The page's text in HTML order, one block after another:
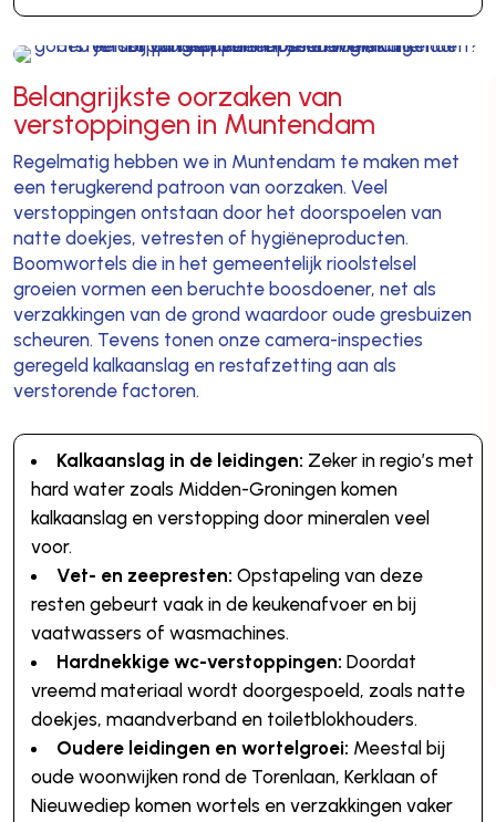
Belangrijkste oorzaken van
verstoppingen in Muntendam
Regelmatig hebben we in Muntendam te maken met
een terugkerend patroon van oorzaken. Veel
verstoppingen ontstaan door het doorspoelen van
natte doekjes, vetresten of hygiëneproducten.
Boomwortels die in het gemeentelijk rioolstelsel
groeien vormen een beruchte boosdoener, net als
verzakkingen van de grond waardoor oude gresbuizen
scheuren. Tevens tonen onze camera-inspecties
geregeld kalkaanslag en restafzetting aan als
verstorende factoren.
Kalkaanslag in de leidingen: Zeker in regio’s met
hard water zoals Midden-Groningen komen
kalkaanslag en verstopping door mineralen veel
voor.
Vet- en zeepresten: Opstapeling van deze
resten gebeurt vaak in de keukenafvoer en bij
vaatwassers of wasmachines.
Hardnekkige wc-verstoppingen: Doordat
vreemd materiaal wordt doorgespoeld, zoals natte
doekjes, maandverband en toiletblokhouders.
Oudere leidingen en wortelgroei: Meestal bij
oude woonwijken rond de Torenlaan, Kerklaan of
Nieuwediep komen wortels en verzakkingen vaker